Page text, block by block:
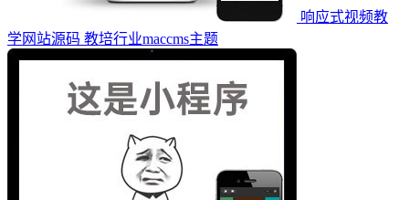
响应式视频教
学网站源码 教培行业maccms主题